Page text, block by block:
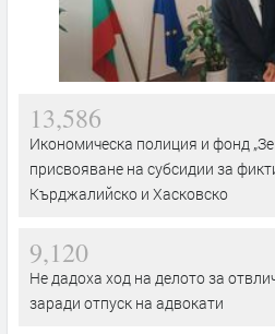
13,586
Икономическа полиция и фонд
присвояване на субсидии за
Кърджалийско и Хасковско
9,120
Не дадоха ход на делото за
заради отпуск на адвокати